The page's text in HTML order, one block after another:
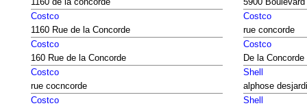
Costco
1160 Rue de la Concorde
Costco
rue concorde
Costco
160 Rue de la Concorde
Costco
De la Concorde
Costco
rue cocncorde
Shell
alphose
Costco
Shell